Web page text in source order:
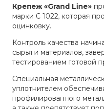
Крепеж «Grand Line»
марки С 1022, которая
оцинковку.
Контроль качества
сырья и материалов,
тестированием готовой
Специальная
уплотнителем
профилированного